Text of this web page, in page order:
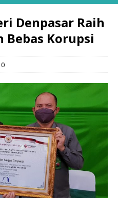
Denpasar Raih
Bebas Korupsi
0